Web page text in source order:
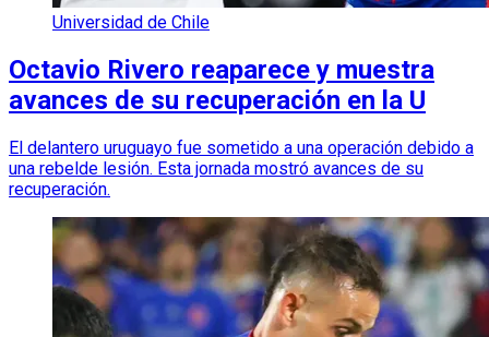
Universidad de Chile
Octavio Rivero reaparece y muestra
avances de su recuperación en la U
El delantero uruguayo fue sometido a una operación debido a
una rebelde lesión. Esta jornada mostró avances de su
recuperación.